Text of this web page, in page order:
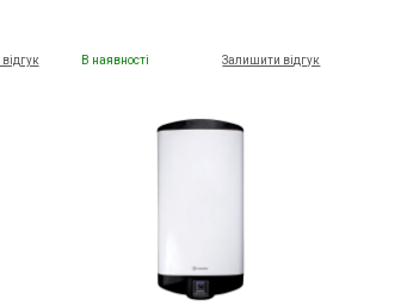
В наявності Залишити відгук